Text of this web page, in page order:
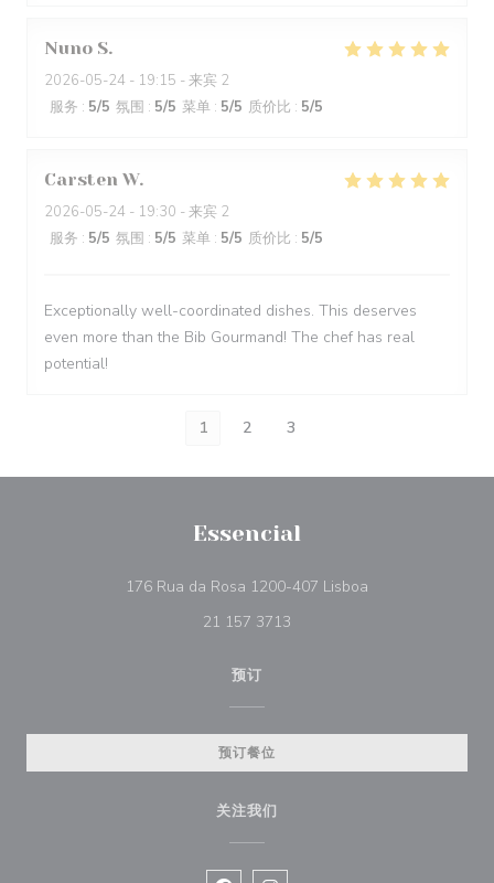
Nuno S
2026-05-24 - 19:15 - 来宾 2
服务 : 5/5 氛围 : 5/5 菜单 : 5/5 质价比 : 5/5
Carsten W
2026-05-24 - 19:30 - 来宾 2
服务 : 5/5 氛围 : 5/5 菜单 : 5/5 质价比 : 5/5
Exceptionally well-coordinated dishes. This deserves
even more than the Bib Gourmand! The chef has real
potential!
1 2 3
Essencial
176 Rua da Rosa 1200-407 Lisboa
21 157 3713
预订
预订餐位
关注我们